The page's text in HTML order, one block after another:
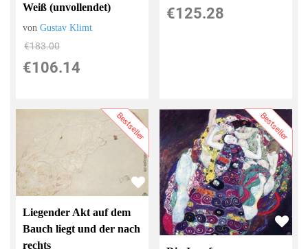
Weiß (unvollendet)
vonGustav Klimt
€183.00
€106.14
€125.28
Bestseller
Liegender Akt auf dem
Bauch liegt und der nach
rechts
Bestseller